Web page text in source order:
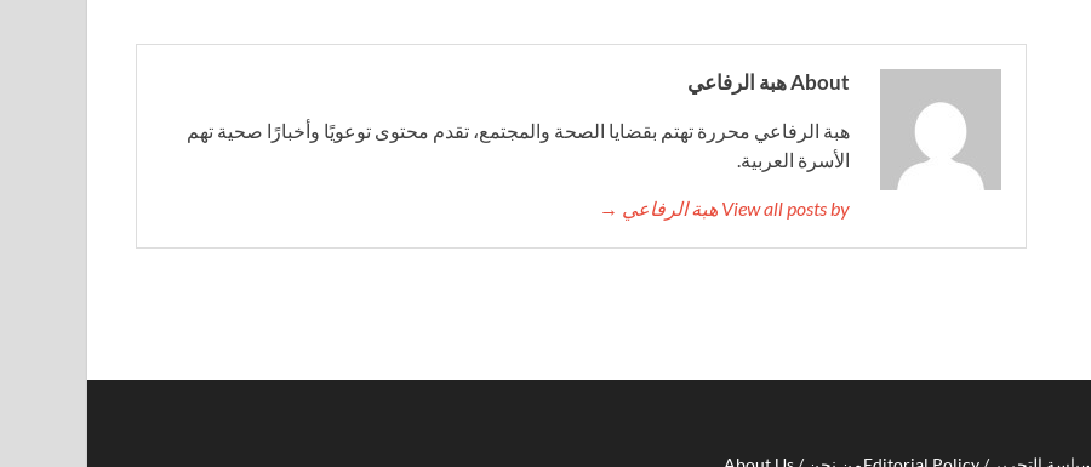
About هبة الرفاعي
هبة الرفاعي محررة تهتم بقضايا الصحة والمجتمع، تقدم محتوى توعويًا وأخبارًا صحية تهم
الأسرة العربية.
View all posts by هبة الرفاعي →